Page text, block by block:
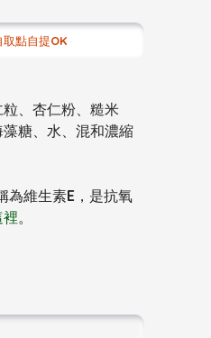
取點自提OK
、杏仁粉、糙米
糖、水、混和濃縮
為維生素E，是抗氧
裡。